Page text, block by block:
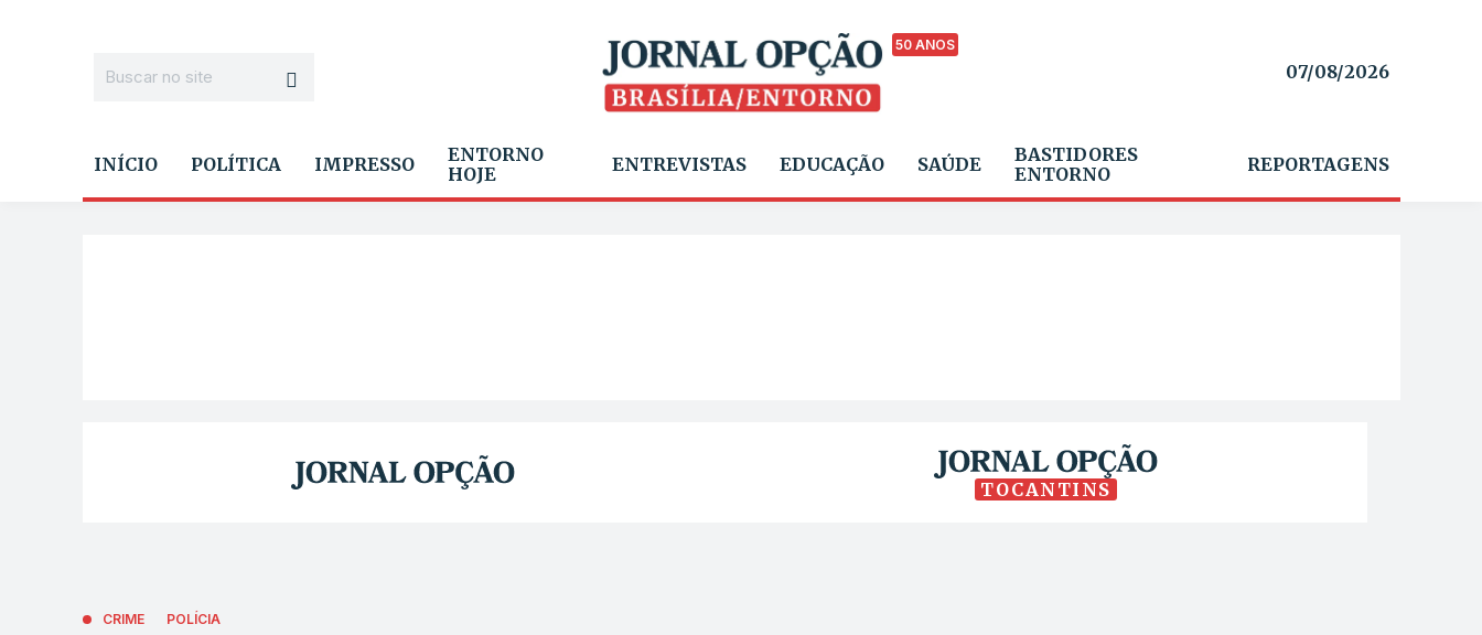
50 ANOS
07/08/2026
INÍCIO POLÍTICA IMPRESSO
ENTORNO
HOJE
ENTREVISTAS EDUCAÇÃO SAÚDE
BASTIDORES
ENTORNO
REPORTAGENS
TOCANTINS
CRIME POLÍCIA